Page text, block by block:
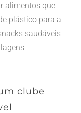
alimentos que
plástico para a
saudáveis
clube